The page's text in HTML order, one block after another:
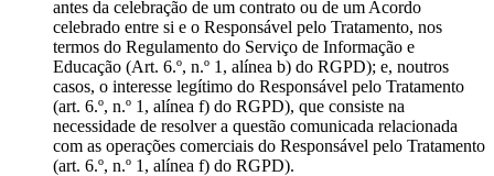
antes da celebração de um contrato ou de um Acordo
celebrado entre si e o Responsável pelo Tratamento, nos
termos do Regulamento do Serviço de Informação e
Educação (Art. 6.º, n.º 1, alínea b) do RGPD); e, noutros
casos, o interesse legítimo do Responsável pelo Tratamento
(art. 6.º, n.º 1, alínea f) do RGPD), que consiste na
necessidade de resolver a questão comunicada relacionada
com as operações comerciais do Responsável pelo Tratamento
(art. 6.º, n.º 1, alínea f) do RGPD).